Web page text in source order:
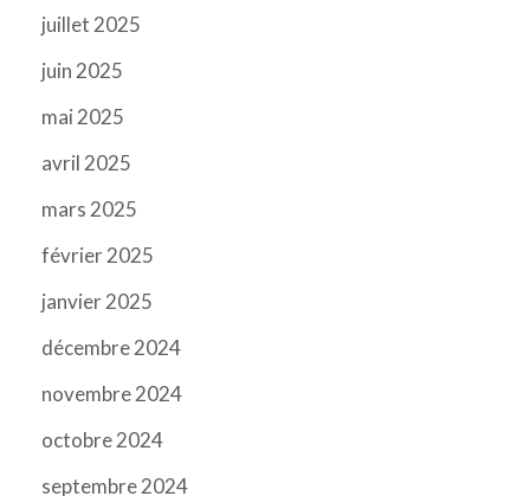
juillet 2025
juin 2025
mai 2025
avril 2025
mars 2025
février 2025
janvier 2025
décembre 2024
novembre 2024
octobre 2024
septembre 2024